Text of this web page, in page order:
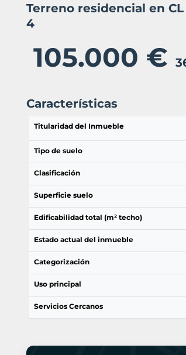
Terreno residencial en CL
4
105.000 €
Características
Titularidad del Inmueble
Tipo de suelo
Clasificación
Superficie suelo
Edificabilidad total (m² techo)
Estado actual del inmueble
Categorización
Uso principal
Servicios Cercanos